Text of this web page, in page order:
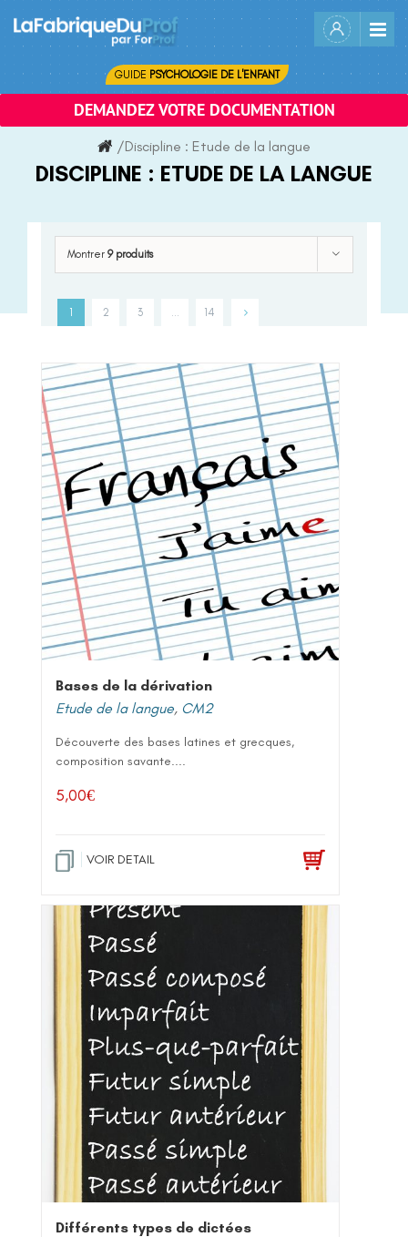
content
GUIDE PSYCHOLOGIE DE L'ENFANT
DEMANDEZ VOTRE DOCUMENTATION
/Discipline : Etude de la langue
DISCIPLINE : ETUDE DE LA LANGUE
Montrer 9 produits
1 2 3 14
Bases de la dérivation
Etude de la langue, CM2
Découverte des bases latines et grecques,
composition savante....
5,00€
VOIR DETAIL
Différents types de dictées